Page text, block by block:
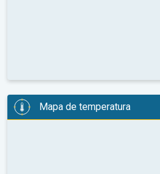
Mapa de temperatura